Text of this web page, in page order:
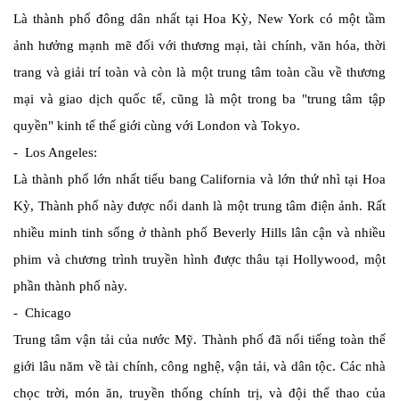
Là thành phố đông dân nhất tại Hoa Kỳ, New York có một tầm
ảnh hưởng mạnh mẽ đối với thương mại, tài chính, văn hóa, thời
trang và giải trí toàn và còn là một trung tâm toàn cầu về thương
mại và giao dịch quốc tế, cũng là một trong ba "trung tâm tập
quyền" kinh tế thế giới cùng với London và Tokyo.
- Los Angeles:
Là thành phố lớn nhất tiểu bang California và lớn thứ nhì tại Hoa
Kỳ, Thành phố này được nổi danh là một trung tâm điện ảnh. Rất
nhiều minh tinh sống ở thành phố Beverly Hills lân cận và nhiều
phim và chương trình truyền hình được thâu tại Hollywood, một
phần thành phố này.
- Chicago
Trung tâm vận tải của nước Mỹ. Thành phố đã nổi tiếng toàn thế
giới lâu năm về tài chính, công nghệ, vận tải, và dân tộc. Các nhà
chọc trời, món ăn, truyền thống chính trị, và đội thể thao của